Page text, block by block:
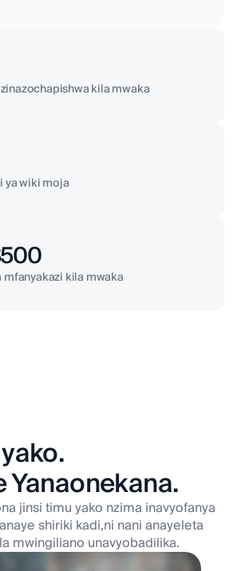
kila mwaka
ya wiki moja
kila mwaka
jinsi timu yako nzima inavyofanya
shiriki kadi,ni nani anayeleta
mwingiliano unavyobadilika.